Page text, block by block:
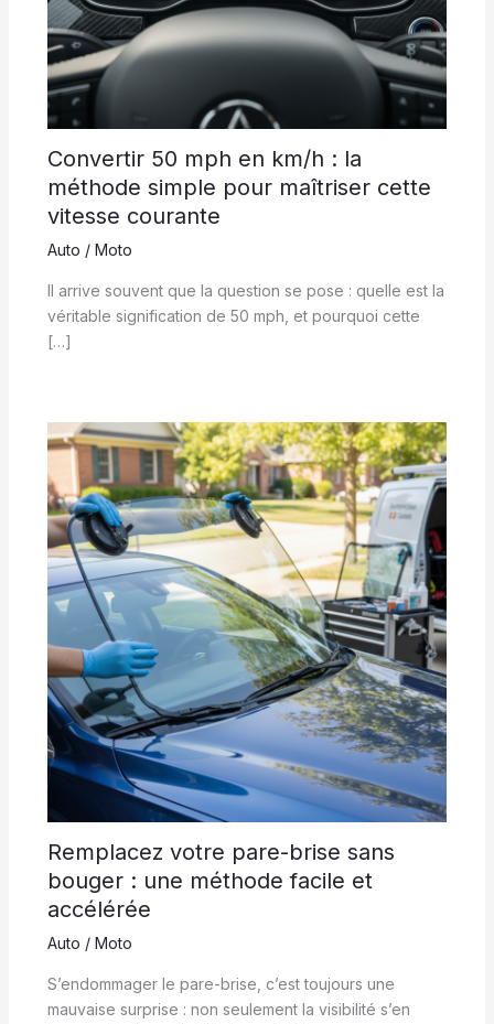
Convertir 50 mph en km/h : la
méthode simple pour maîtriser cette
vitesse courante
Auto / Moto
Il arrive souvent que la question se pose : quelle est la
véritable signification de 50 mph, et pourquoi cette
[…]
Remplacez votre pare-brise sans
bouger : une méthode facile et
accélérée
Auto / Moto
S’endommager le pare-brise, c’est toujours une
mauvaise surprise : non seulement la visibilité s’en